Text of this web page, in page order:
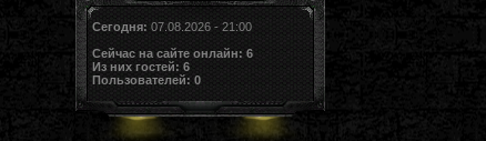
Сегодня: 07.08.2026 - 21:00
Сейчас на сайте онлайн: 6
Из них гостей: 6
Пользователей: 0